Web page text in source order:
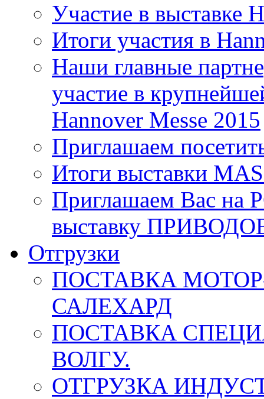
Участие в выставке
Итоги участия в
Наши главные
участие в
Hannover Messe 2015
Приглашаем
Итоги выставки
Приглашаем Вас на
выставку
Отгрузки
ПОСТАВКА
САЛЕХАРД
ПОСТАВКА
ВОЛГУ.
ОТГРУЗКА